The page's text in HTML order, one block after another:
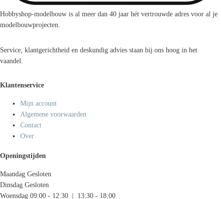
Hobbyshop-modelbouw is al meer dan 40 jaar hét vertrouwde adres voor al je
modelbouwprojecten.
Service, klantgerichtheid en deskundig advies staan bij ons hoog in het
vaandel.
Klantenservice
Mijn account
Algemene voorwaarden
Contact
Over
Openingstijden
Maandag Gesloten
Dinsdag Gesloten
Woensdag 09:00 - 12:30 | 13:30 - 18:00